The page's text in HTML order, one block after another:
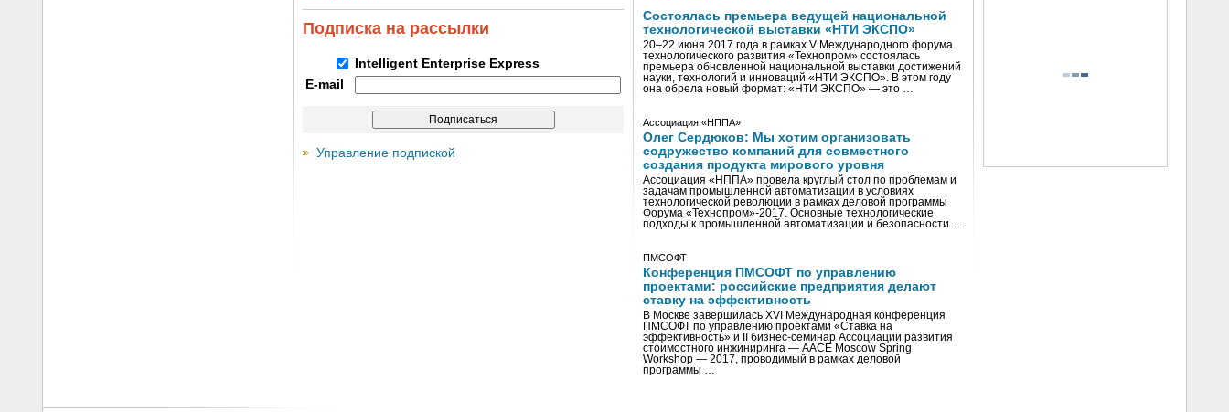
Подписка на рассылки
Intelligent Enterprise Express
E-mail
Управление подпиской
Состоялась премьера ведущей национальной
технологической выставки «НТИ ЭКСПО»
20–22 июня 2017 года в рамках V Международного форума
технологического развития «Технопром» состоялась
премьера обновленной национальной выставки достижений
науки, технологий и инноваций «НТИ ЭКСПО». В этом году
она обрела новый формат: «НТИ ЭКСПО» — это …
Ассоциация «НППА»
Олег Сердюков: Мы хотим организовать
содружество компаний для совместного
создания продукта мирового уровня
Ассоциация «НППА» провела круглый стол по проблемам и
задачам промышленной автоматизации в условиях
технологической революции в рамках деловой программы
Форума «Технопром»-2017. Основные технологические
подходы к промышленной автоматизации и безопасности …
ПМСОФТ
Конференция ПМСОФТ по управлению
проектами: российские предприятия делают
ставку на эффективность
В Москве завершилась XVI Международная конференция
ПМСОФТ по управлению проектами «Ставка на
эффективность» и II бизнес-семинар Ассоциации развития
стоимостного инжиниринга — AACE Moscow Spring
Workshop — 2017, проводимый в рамках деловой
программы …